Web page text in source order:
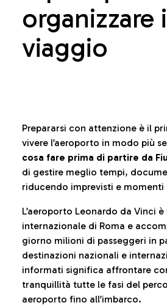
organizzare
viaggio
Prepararsi con attenzione è il
vivere l’aeroporto in modo più
cosa fare prima di partire da
di gestire meglio tempi,
riducendo imprevisti e momenti
L’aeroporto Leonardo da Vinci
internazionale di Roma e
giorno milioni di passeggeri in
destinazioni nazionali e
informati significa affrontare
tranquillità tutte le fasi del
aeroporto fino all’imbarco.